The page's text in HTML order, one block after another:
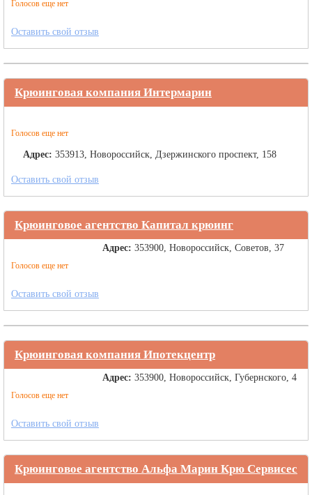
Голосов еще нет
Оставить свой отзыв
Крюинговая компания Интермарин
Голосов еще нет
Адрес: 353913, Новороссийск, Дзержинского проспект, 158
Оставить свой отзыв
Крюинговое агентство Капитал крюинг
Голосов еще нет
Адрес: 353900, Новороссийск, Советов, 37
Оставить свой отзыв
Крюинговая компания Ипотекцентр
Голосов еще нет
Адрес: 353900, Новороссийск, Губернского, 4
Оставить свой отзыв
Крюинговое агентство Альфа Марин Крю Сервисес